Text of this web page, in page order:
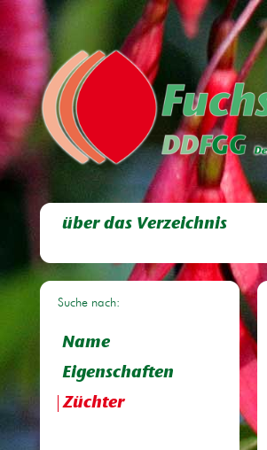
über das Verzeichnis
Suche nach:
Name
Eigenschaften
Züchter